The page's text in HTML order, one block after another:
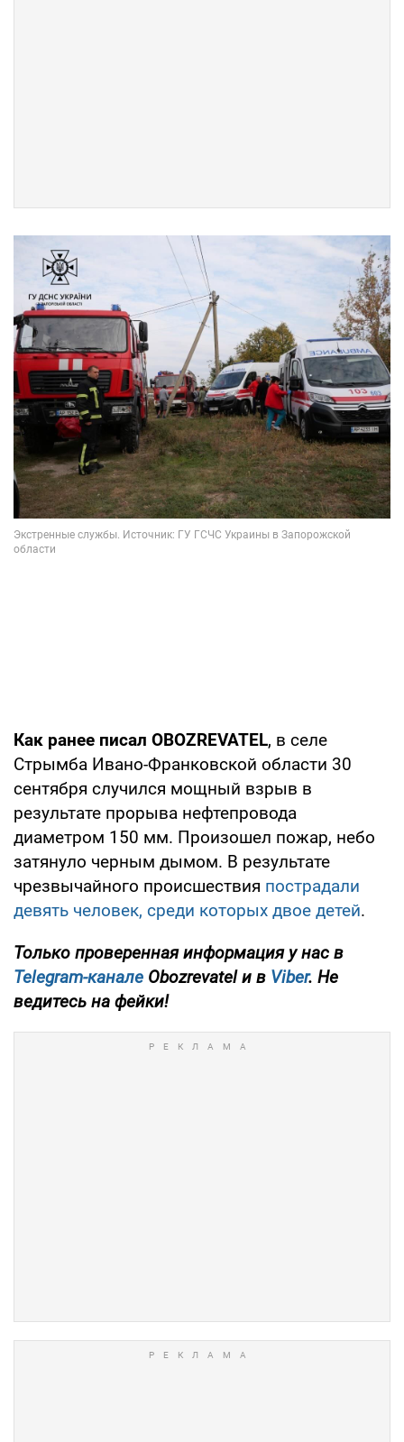
Как ранее писал OBOZREVATEL, в селе
Стрымба Ивано-Франковской области 30
сентября случился мощный взрыв в
результате прорыва нефтепровода
диаметром 150 мм. Произошел пожар, небо
затянуло черным дымом. В результате
чрезвычайного происшествия пострадали
девять человек, среди которых двое детей.
Только проверенная информация у нас в
Telegram-канале Obozrevatel и в Viber. Не
ведитесь на фейки!